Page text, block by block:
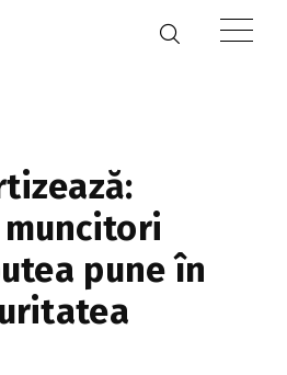
muncitori
pune în